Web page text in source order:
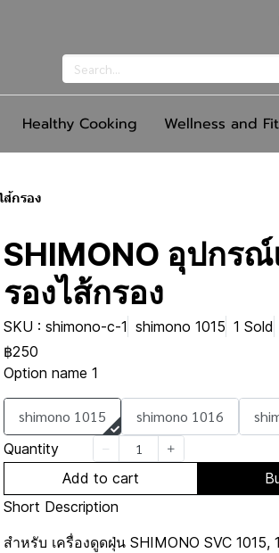
Healthy Cooking Wellness and
กรอง
SHIMONO อุปกร
รองไส้กรอง
SKU : shimono-c-1 shimono 1015 1 Sold
฿250
Option name 1
shimono 1015 shimono 1016
Quantity
Add to cart
Short Description
สำหรับ เครื่องดูดฝุ่น SHIMONO SVC 1015,